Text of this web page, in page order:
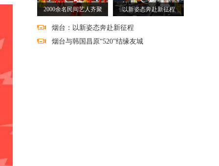
2000余名民间艺人齐聚 以新姿态奔赴新征程
烟台：以新姿态奔赴新征程
烟台与韩国昌原“520”结缘友城